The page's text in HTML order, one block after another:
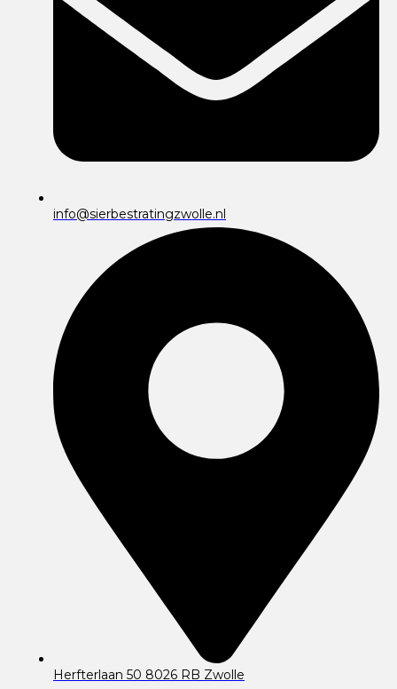
info@sierbestratingzwolle.nl
Herfterlaan 50 8026 RB Zwolle